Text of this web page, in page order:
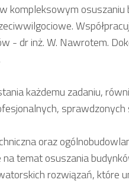
kompleksowym
- dr inż. W. Nawrotem.
każdemu zadaniu,
oraz
temat osuszania
rozwiązań, które